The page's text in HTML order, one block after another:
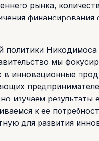
рынка,
финансирования
политики
мы
в инновационные
изучаем результаты
к ее
для развития